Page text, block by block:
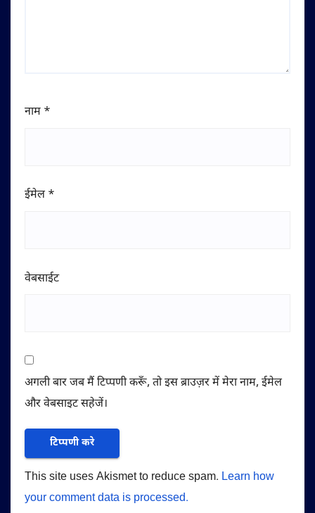
नाम *
ईमेल *
वेबसाईट
अगली बार जब मैं टिप्पणी करूँ, तो इस ब्राउज़र में मेरा नाम, ईमेल
और वेबसाइट सहेजें।
This site uses Akismet to reduce spam. Learn how
your comment data is processed.